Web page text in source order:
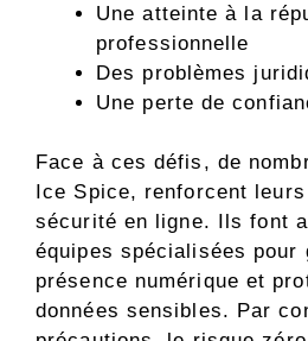
Une atteinte à la
professionnelle
Des problèmes
Une perte de
Face à ces défis, de
Ice Spice, renforcent
sécurité en ligne. Ils font
équipes spécialisées pour
présence numérique et
données sensibles. Par